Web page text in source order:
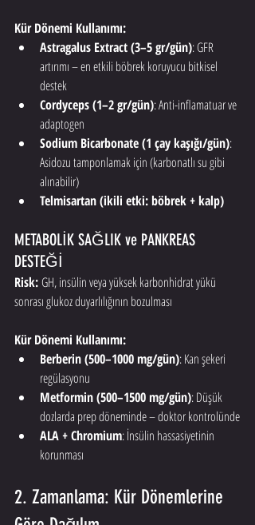
Kür Dönemi Kullanımı:
Astragalus Extract (3–5 gr/gün): GFR
artırımı – en etkili böbrek koruyucu bitkisel
destek
Cordyceps (1–2 gr/gün): Anti-inflamatuar ve
adaptogen
Sodium Bicarbonate (1 çay kaşığı/gün):
Asidozu tamponlamak için (karbonatlı su gibi
alınabilir)
Telmisartan (ikili etki: böbrek + kalp)
METABOLİK SAĞLIK ve PANKREAS
DESTEĞİ
Risk: GH, insülin veya yüksek karbonhidrat yükü
sonrası glukoz duyarlılığının bozulması
Kür Dönemi Kullanımı:
Berberin (500–1000 mg/gün): Kan şekeri
regülasyonu
Metformin (500–1500 mg/gün): Düşük
dozlarda prep döneminde – doktor kontrolünde
ALA + Chromium: İnsülin hassasiyetinin
korunması
2. Zamanlama: Kür Dönemlerine